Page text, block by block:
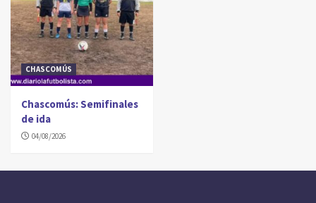
CHASCOMÚS
Chascomús: Semifinales
de ida
04/08/2026